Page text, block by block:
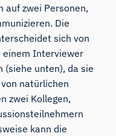
auf zwei Personen,
Die
sich von
einem Interviewer
(siehe unten), da sie
natürlichen
zwei Kollegen,
kann die
Ressourcen oder
möchten.
vor, basierend
ist das wichtig?